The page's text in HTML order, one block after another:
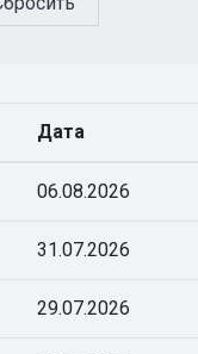
Дата
06.08.2026
31.07.2026
29.07.2026